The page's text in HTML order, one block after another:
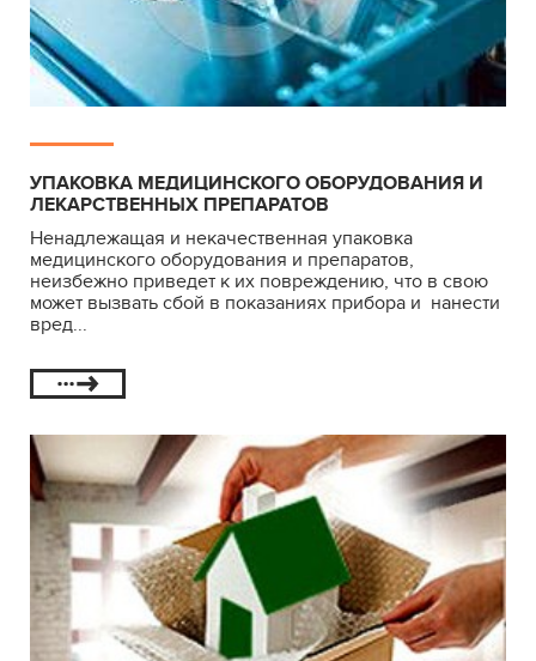
УПАКОВКА МЕДИЦИНСКОГО ОБОРУДОВАНИЯ И
ЛЕКАРСТВЕННЫХ ПРЕПАРАТОВ
Ненадлежащая и некачественная упаковка
медицинского оборудования и препаратов,
неизбежно приведет к их повреждению, что в свою
может вызвать сбой в показаниях прибора и нанести
вред...